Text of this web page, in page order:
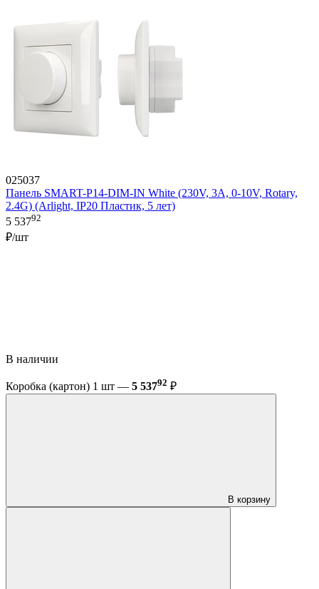
025037
Панель SMART-P14-DIM-IN White (230V, 3A, 0-10V, Rotary,
2.4G) (Arlight, IP20 Пластик, 5 лет)
5 53792
₽/шт
В наличии
Коробка (картон) 1 шт — 5 53792 ₽
В корзину